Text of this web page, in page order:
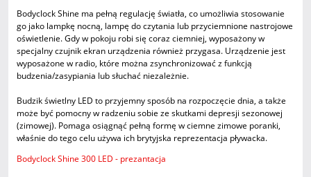
Bodyclock Shine ma pełną regulację światła, co umożliwia stosowanie
go jako lampkę nocną, lampę do czytania lub przyciemnione nastrojowe
oświetlenie. Gdy w pokoju robi się coraz ciemniej, wyposażony w
specjalny czujnik ekran urządzenia również przygasa. Urządzenie jest
wyposażone w radio, które można zsynchronizować z funkcją
budzenia/zasypiania lub słuchać niezależnie.
Budzik świetlny LED to przyjemny sposób na rozpoczęcie dnia, a także
może być pomocny w radzeniu sobie ze skutkami depresji sezonowej
(zimowej). Pomaga osiągnąć pełną formę w ciemne zimowe poranki,
właśnie do tego celu używa ich brytyjska reprezentacja pływacka.
Bodyclock Shine 300 LED - prezantacja